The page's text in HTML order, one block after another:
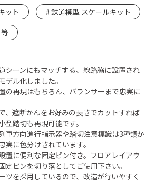
シーンにもマッチする、線路脇に設置され
デル化しました。
の再現はもちろん、バランサーまで忠実に
、遮断かんをお好みの長さでカットすれば
踏切も再現可能です。
車方向進行指示器や踏切注意標識は3種類か
実に色分けされています。
置に便利な固定ピン付き。フロアレイアウ
定ピンを切り落としてご使用下さい。
ツを採用しているので、改造が行いやすく
ット 鉄道模型 スケールキット